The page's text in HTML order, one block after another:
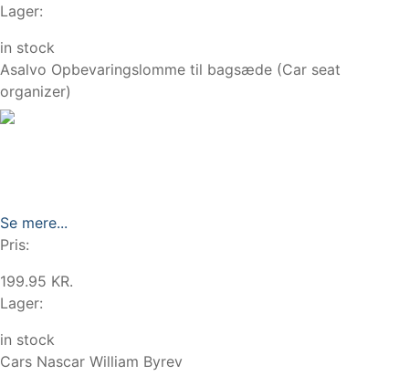
Lager:
in stock
Asalvo Opbevaringslomme til bagsæde (Car seat
organizer)
Se mere...
Pris:
199.95 KR.
Lager:
in stock
Cars Nascar William Byrev